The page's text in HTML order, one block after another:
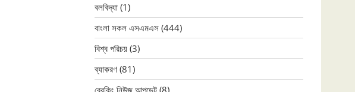
বলবিদ্যা (1)
বাংলা সকল এসএমএস (444)
বিশ্ব পরিচয় (3)
ব্যাকরণ (81)
ব্রেকিং নিউজ আপডেট (8)